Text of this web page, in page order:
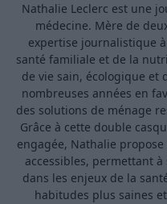
Nathalie Leclerc est une
médecine. Mère de
expertise journalistique
santé familiale et de la
de vie sain, écologique et
nombreuses années en
des solutions de ménage
Grâce à cette double
engagée, Nathalie
accessibles, permettant
dans les enjeux de la
habitudes plus saines